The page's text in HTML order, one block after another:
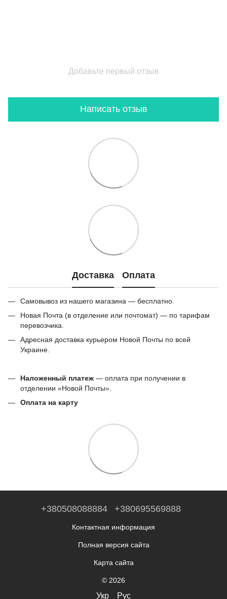
Добавьте первый отзыв
Написать отзыв
Доставка Оплата
Самовывоз из нашего магазина — бесплатно.
Новая Почта (в отделение или почтомат) — по тарифам
перевозчика.
Адресная доставка курьером Новой Почты по всей
Украине.
Наложенный платеж — оплата при получении в
отделении «Новой Почты».
Оплата на карту
+380508088884 +380695569888
Контактная информация
Полная версия сайта
Карта сайта
© 2026
Укр Рус